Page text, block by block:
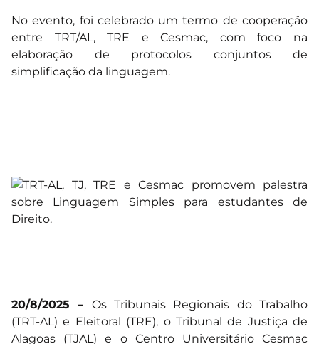
No evento, foi celebrado um termo de cooperação
entre TRT/AL, TRE e Cesmac, com foco na
elaboração de protocolos conjuntos de
simplificação da linguagem.
20/8/2025 – Os Tribunais Regionais do Trabalho
(TRT-AL) e Eleitoral (TRE), o Tribunal de Justiça de
Alagoas (TJAL) e o Centro Universitário Cesmac